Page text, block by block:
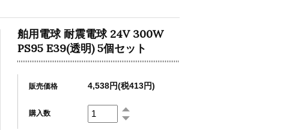
舶用電球 耐震電球 24V 300W
PS95 E39(透明) 5個セット
販売価格 4,538円(税413円)
購入数